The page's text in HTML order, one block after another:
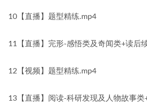
10【直播】题型精练.mp4
11【直播】完形-感悟类及奇闻类+读后
12【视频】题型精练.mp4
13【直播】阅读-科研发现及人物故事类